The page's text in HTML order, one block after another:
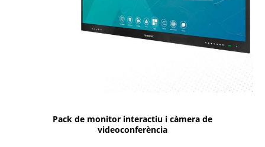
Pack de monitor interactiu i càmera de
videoconferència